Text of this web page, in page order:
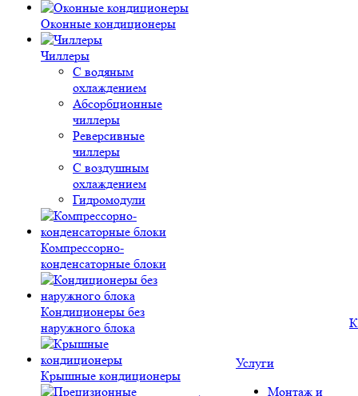
Оконные кондиционеры
Чиллеры
С водяным
охлаждением
Абсорбционные
чиллеры
Реверсивные
чиллеры
С воздушным
охлаждением
Гидромодули
Компрессорно-
конденсаторные блоки
Кондиционеры без
наружного блока
Крышные кондиционеры
Услуги
Монтаж и